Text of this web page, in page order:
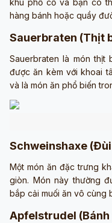
khu phố cổ và bạn có
hàng bánh hoặc quầy
Sauerbraten (Thịt
Sauerbraten là món thịt
được ăn kèm với khoai
và là món ăn phổ biến
Schweinshaxe
Một món ăn đặc trưng
giòn. Món này thường
bắp cải muối ăn vô cùng
Apfelstrudel (Bánh